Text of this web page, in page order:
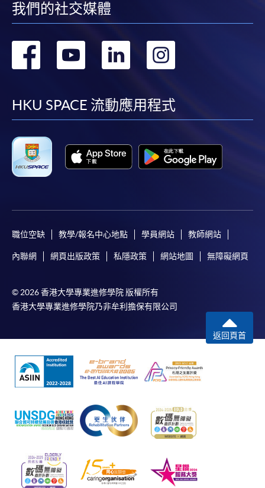
我們的社交媒體
轉
facebook
轉
youtube
轉
linkedin
HKU SPACE 流動應用程式
職位空缺 教學/報名中心地點 學員網站 教師網站
內聯網 網頁出版政策 私隱政策 網站地圖 無障礙網頁
© 2026 香港大學專業進修學院 版權所有
香港大學專業進修學院乃非牟利擔保有限公司
返回頁首